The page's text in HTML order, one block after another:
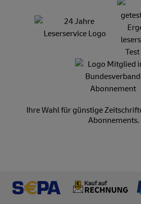
Ihre Wahl für günstige
Abonnements.